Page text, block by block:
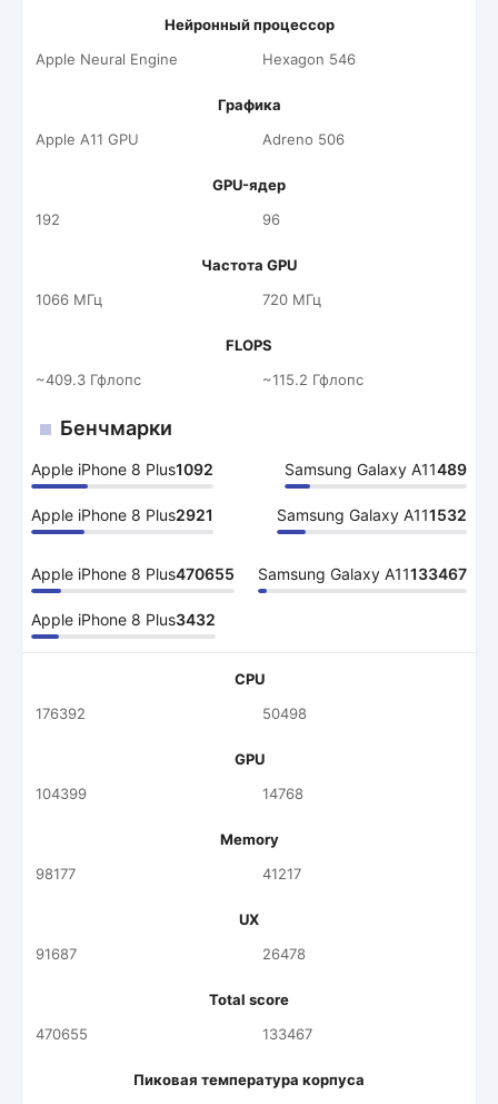
Нейронный процессор
Apple Neural Engine
Hexagon 546
Графика
Apple A11 GPU
Adreno 506
GPU-ядер
192
96
Частота GPU
1066 МГц
720 МГц
FLOPS
~409.3 Гфлопс
~115.2 Гфлопс
Бенчмарки
Apple iPhone 8 Plus1092 Samsung Galaxy A11489
Apple iPhone 8 Plus2921 Samsung Galaxy A111532
Apple iPhone 8 Plus470655 Samsung Galaxy A11133467
Apple iPhone 8 Plus3432
CPU
176392
50498
GPU
104399
14768
Memory
98177
41217
UX
91687
26478
Total score
470655
133467
Пиковая температура корпуса